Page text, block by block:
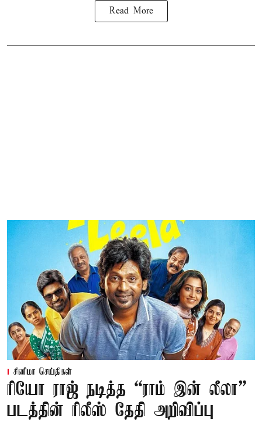
Read More
சினிமா செய்திகள்
ரியோ ராஜ் நடித்த “ராம் இன் லீலா”
படத்தின் ரிலீஸ் தேதி அறிவிப்பு